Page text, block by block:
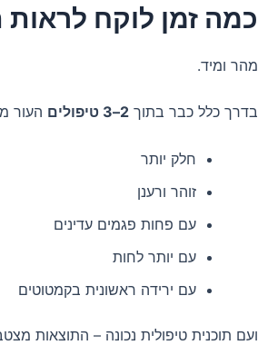
כמה זמן לוקח לראות
מהר ומיד.
בדרך כלל כבר בתוך 2–3 טיפולים העור
חלק יותר
זוהר ורענן
עם פחות פגמים עדינים
עם יותר לחות
עם ירידה ראשונית בקמטוטים
ועם תוכנית טיפולית נכונה – התוצאות